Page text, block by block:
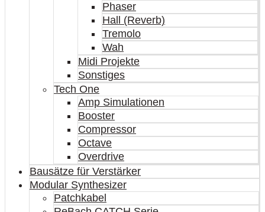
Phaser
Hall (Reverb)
Tremolo
Wah
Midi Projekte
Sonstiges
Tech One
Amp Simulationen
Booster
Compressor
Octave
Overdrive
Bausätze für Verstärker
Modular Synthesizer
Patchkabel